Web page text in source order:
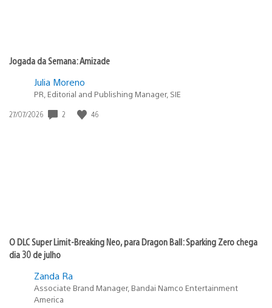
Jogada da Semana: Amizade
Julia Moreno
PR, Editorial and Publishing Manager, SIE
Data
27/07/2026 2 46
O DLC Super Limit-Breaking Neo, para Dragon Ball: Sparking Zero chega
dia 30 de julho
Zanda Ra
Associate Brand Manager, Bandai Namco Entertainment
America